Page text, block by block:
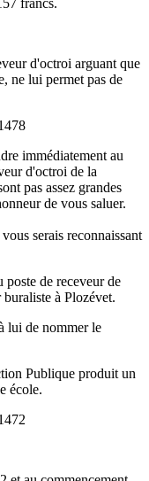
d'octroi arguant que
ne lui permet pas de
immédiatement au
d'octroi de la
pas assez grandes
de vous saluer.
serais reconnaissant
de receveur de
à Plozévet.
lui de nommer le
Publique produit un
école.